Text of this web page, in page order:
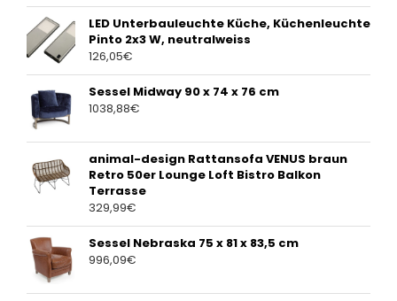
LED Unterbauleuchte Küche, Küchenleuchte
Pinto 2x3 W, neutralweiss
126,05€
Sessel Midway 90 x 74 x 76 cm
1038,88€
animal-design Rattansofa VENUS braun
Retro 50er Lounge Loft Bistro Balkon
Terrasse
329,99€
Sessel Nebraska 75 x 81 x 83,5 cm
996,09€